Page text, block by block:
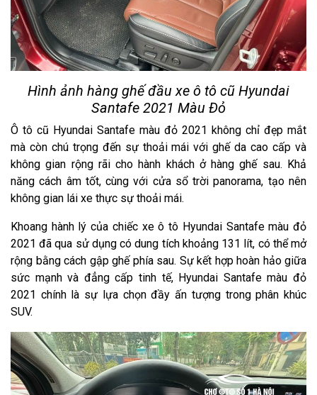
Hình ảnh hàng ghế đầu xe ô tô cũ Hyundai
Santafe 2021 Màu Đỏ
Ô tô cũ Hyundai Santafe màu đỏ 2021 không chỉ đẹp mắt
mà còn chú trọng đến sự thoải mái với ghế da cao cấp và
không gian rộng rãi cho hành khách ở hàng ghế sau. Khả
năng cách âm tốt, cùng với cửa sổ trời panorama, tạo nên
không gian lái xe thực sự thoải mái.
Khoang hành lý của chiếc xe ô tô Hyundai Santafe màu đỏ
2021 đã qua sử dụng có dung tích khoảng 131 lít, có thể mở
rộng bằng cách gập ghế phía sau. Sự kết hợp hoàn hảo giữa
sức mạnh và đẳng cấp tinh tế, Hyundai Santafe màu đỏ
2021 chính là sự lựa chọn đầy ấn tượng trong phân khúc
SUV.